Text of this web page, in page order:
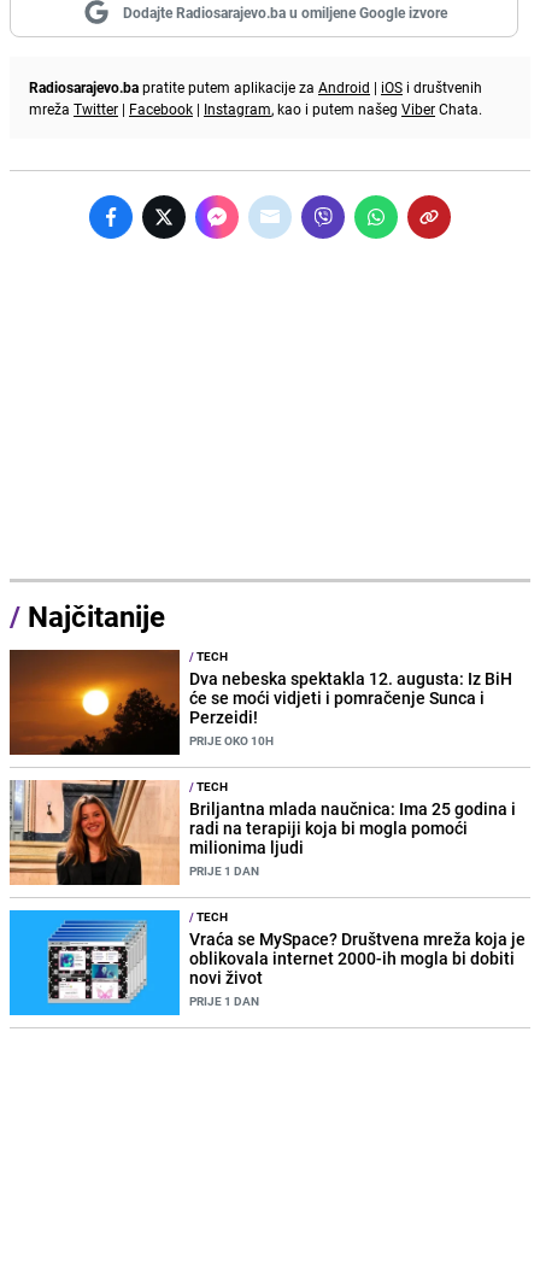
Dodajte Radiosarajevo.ba u omiljene Google izvore
Radiosarajevo.bapratite putem aplikacije za Android | iOS i društvenih
mreža Twitter | Facebook | Instagram, kao i putem našeg ViberChata.
/ Najčitanije
/TECH
Dva nebeska spektakla 12. augusta: Iz BiH
će se moći vidjeti i pomračenje Sunca i
Perzeidi!
PRIJE OKO 10H
/TECH
Briljantna mlada naučnica: Ima 25 godina i
radi na terapiji koja bi mogla pomoći
milionima ljudi
PRIJE 1 DAN
/TECH
Vraća se MySpace? Društvena mreža koja je
oblikovala internet 2000-ih mogla bi dobiti
novi život
PRIJE 1 DAN